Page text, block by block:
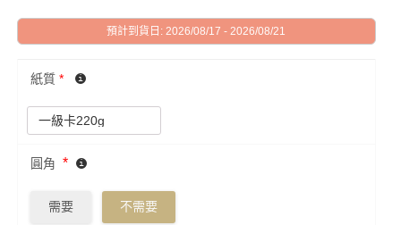
預計到貨日: 2026/08/17 - 2026/08/21
紙質 *
圓角 *
需要 不需要